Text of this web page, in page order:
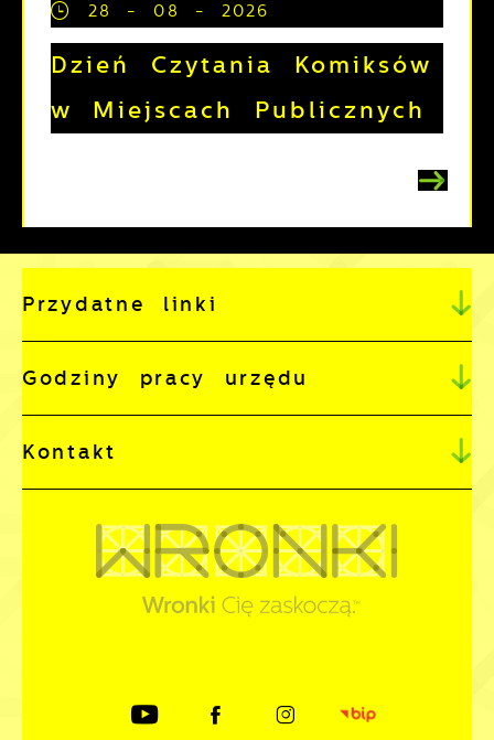
28 - 08 - 2026
Dzień Czytania Komiksów
w Miejscach Publicznych
Przydatne linki
Godziny pracy urzędu
Kontakt